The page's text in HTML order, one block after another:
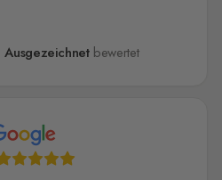
Ausgezeichnetbewertet